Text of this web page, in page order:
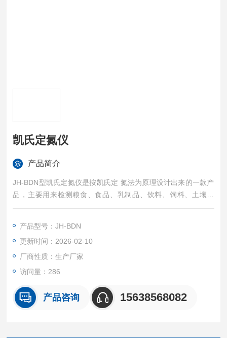
凯氏定氮仪
产品简介
JH-BDN型凯氏定氮仪是按凯氏定 氮法为原理设计出来的一款产
品，主要用来检测粮食、食品、乳制品、饮料、饲料、土壤、
水、药物、沉淀物和化学品等中的氨氮、蛋白质氮等含量。
产品型号：JH-BDN
更新时间：2026-02-10
厂商性质：生产厂家
访问量：286
产品咨询 15638568082